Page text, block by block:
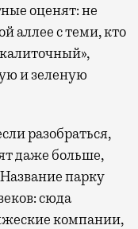
оценят: не
аллее с теми, кто
и зеленую
разобраться,
даже больше,
парку
сюда
компании,